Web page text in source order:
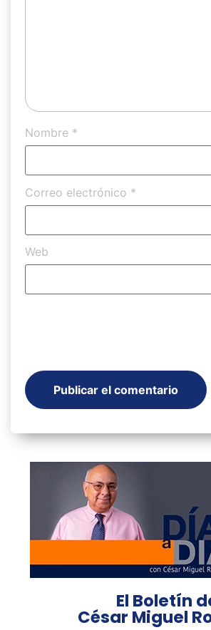
Nombre *
Correo electrónico *
Web
El Boletín
César Miguel